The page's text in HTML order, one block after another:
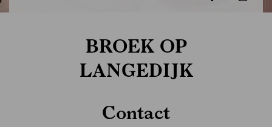
BROEK OP
LANGEDIJK
Contact